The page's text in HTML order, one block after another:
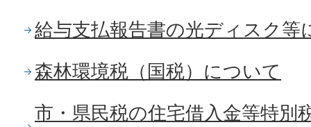
給与支払報告書の光ディスク等
森林環境税（国税）について
市・県民税の住宅借入金等特別